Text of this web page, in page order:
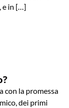
e in […]
con la promessa
dei primi